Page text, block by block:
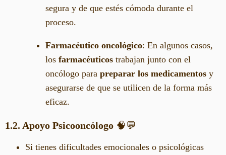
segura y de que estés cómoda durante el
proceso.
Farmacéutico oncológico: En algunos casos,
los farmacéuticos trabajan junto con el
oncólogo para preparar los medicamentos y
asegurarse de que se utilicen de la forma más
eficaz.
1.2. Apoyo Psicooncólogo 🧠💬
Si tienes dificultades emocionales o psicológicas